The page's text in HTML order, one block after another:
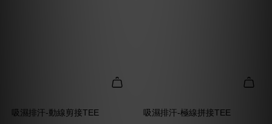
吸濕排汗-動線剪接TEE 吸濕排汗-極線拼接TEE